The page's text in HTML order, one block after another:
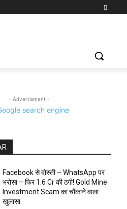
- Advertisment -
Facebook से दोस्ती – WhatsApp पर
भरोसा – फिर 1.6 Cr की ठगी! Gold Mine
Investment Scam का चौंकाने वाला
खुलासा